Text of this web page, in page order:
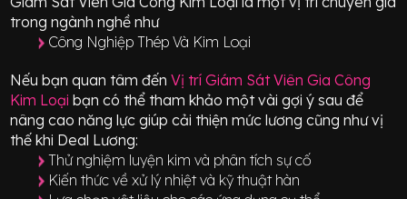
trong ngành nghề như
Công Nghiệp Thép Và Kim Loại
Nếu bạn quan tâm đến Vị tríGiám Sát Viên Gia Công
Kim Loại bạn có thể tham khảo một vài gợi ý sau để
nâng cao năng lực giúp cải thiện mức lương cũng như vị
thế khi Deal Lương:
Thử nghiệm luyện kim và phân tích sự cố
Kiến thức về xử lý nhiệt và kỹ thuật hàn